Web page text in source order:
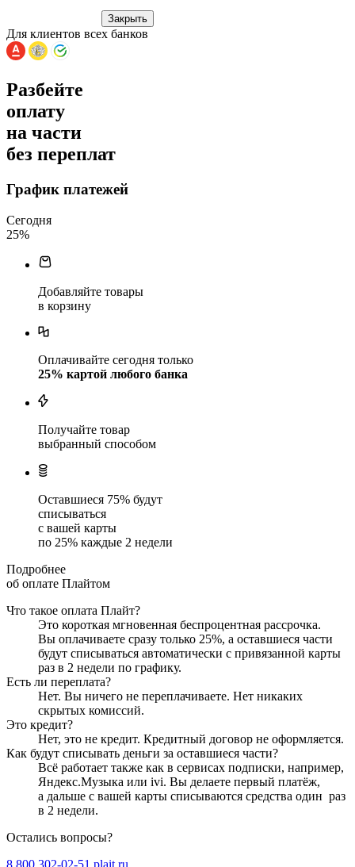
Закрыть
Для клиентов всех банков
Разбейте
оплату
на части
без переплат
График платежей
Сегодня
25%
Добавляйте товары
в корзину
Оплачивайте сегодня только
25% картой любого банка
Получайте товар
выбранный способом
Оставшиеся 75% будут
списываться
с вашей карты
по 25% каждые 2 недели
Подробнее
об оплате Плайтом
Что такое оплата Плайт?
Это короткая мгновенная беспроцентная рассрочка.
Вы оплачиваете сразу только 25%, а оставшиеся части
будут списываться автоматически с привязанной карты
раз в 2 недели по графику.
Есть ли переплата?
Нет. Вы ничего не переплачиваете. Нет никаких
скрытых комиссий.
Это кредит?
Нет, это не кредит. Кредитный договор не оформляется.
Как будут списывать деньги за оставшиеся части?
Всё работает также как в сервисах подписки, например,
Яндекс.Музыка или ivi. Вы делаете первый платёж,
а дальше с вашей карты списываются средства один раз
в 2 недели.
Остались вопросы?
8 800 302-02-51 plait.ru